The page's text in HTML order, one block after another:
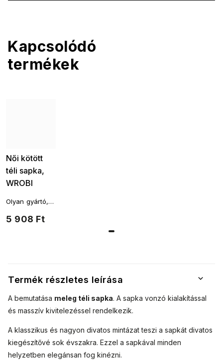
Termék részletes leírása
A bemutatása meleg téli sapka. A sapka vonzó kialakítással
és masszív kivitelezéssel rendelkezik.
A klasszikus és nagyon divatos mintázat teszi a sapkát divatos
kiegészítővé sok évszakra. Ezzel a sapkával minden
helyzetben elegánsan fog kinézni.
Kapcsolódó
termékek
Női kötött
téli sapka,
WROBI
szállal -
barna
5 908 Ft
Olyan gyártó,
termékeit